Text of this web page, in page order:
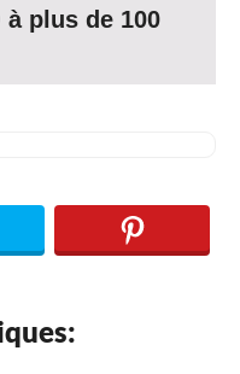
plus de 100